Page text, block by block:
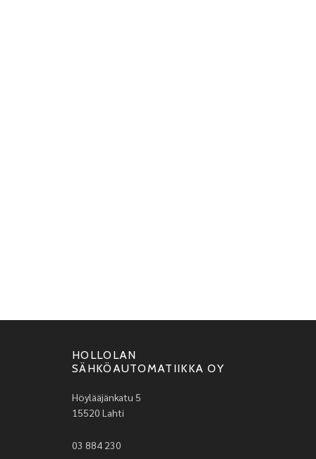
HOLLOLAN
SÄHKÖAUTOMATIIKKA OY
Höylääjänkatu 5
15520 Lahti
03 884 230